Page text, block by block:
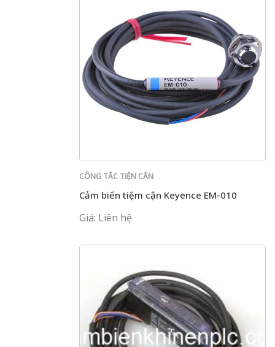
CÔNG TẮC TIỆN CẬN
Cảm biến tiệm cận Keyence EM-010
Giá: Liên hệ